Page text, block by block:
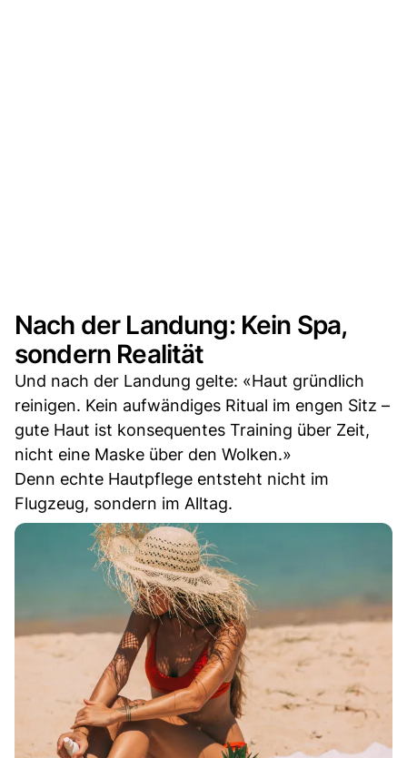
Nach der Landung: Kein Spa,
sondern Realität
Und nach der Landung gelte: «Haut gründlich
reinigen. Kein aufwändiges Ritual im engen Sitz –
gute Haut ist konsequentes Training über Zeit,
nicht eine Maske über den Wolken.»
Denn echte Hautpflege entsteht nicht im
Flugzeug, sondern im Alltag.